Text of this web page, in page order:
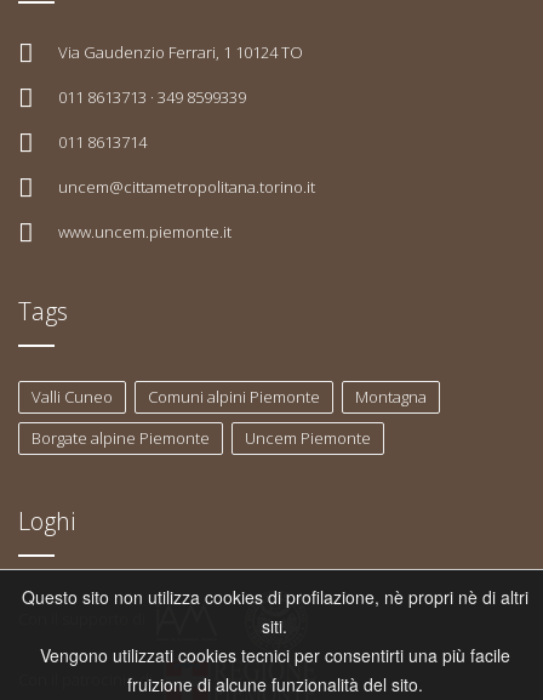
Via Gaudenzio Ferrari, 1 10124 TO
011 8613713 · 349 8599339
011 8613714
uncem@cittametropolitana.torino.it
www.uncem.piemonte.it
Tags
Valli Cuneo Comuni alpini Piemonte
Montagna
Borgate alpine Piemonte
Uncem Piemonte
Loghi
Con il patrocinio di
Questo sito non utilizza cookies di profilazione, nè propri nè di altri
siti.
Vengono utilizzati cookies tecnici per consentirti una più facile
fruizione di alcune funzionalità del sito.